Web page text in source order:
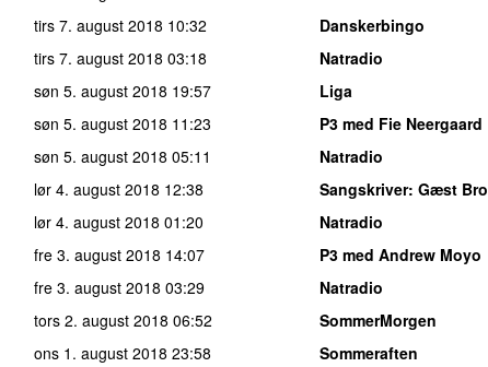
tirs 7. august 2018 10:32
Danskerbingo
tirs 7. august 2018 03:18
Natradio
søn 5. august 2018 19:57
Liga
søn 5. august 2018 11:23
P3 med Fie Neergaard
søn 5. august 2018 05:11
Natradio
lør 4. august 2018 12:38 Sangskriver: Gæst Bro
lør 4. august 2018 01:20
Natradio
fre 3. august 2018 14:07
P3 med Andrew Moyo
fre 3. august 2018 03:29
Natradio
tors 2. august 2018 06:52
SommerMorgen
ons 1. august 2018 23:58
Sommeraften